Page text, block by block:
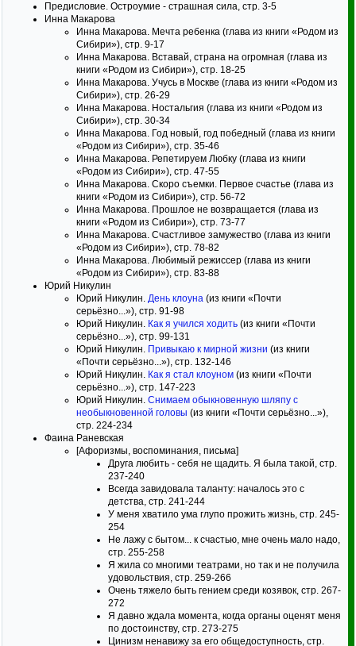
Предисловие. Остроумие - страшная сила, стр. 3-5
Инна Макарова
Инна Макарова. Мечта ребенка (глава из книги «Родом из
Сибири»), стр. 9-17
Инна Макарова. Вставай, страна на огромная (глава из
книги «Родом из Сибири»), стр. 18-25
Инна Макарова. Учусь в Москве (глава из книги «Родом из
Сибири»), стр. 26-29
Инна Макарова. Ностальгия (глава из книги «Родом из
Сибири»), стр. 30-34
Инна Макарова. Год новый, год победный (глава из книги
«Родом из Сибири»), стр. 35-46
Инна Макарова. Репетируем Любку (глава из книги
«Родом из Сибири»), стр. 47-55
Инна Макарова. Скоро съемки. Первое счастье (глава из
книги «Родом из Сибири»), стр. 56-72
Инна Макарова. Прошлое не возвращается (глава из
книги «Родом из Сибири»), стр. 73-77
Инна Макарова. Счастливое замужество (глава из книги
«Родом из Сибири»), стр. 78-82
Инна Макарова. Любимый режиссер (глава из книги
«Родом из Сибири»), стр. 83-88
Юрий Никулин
Юрий Никулин. День клоуна (из книги «Почти
серьёзно...»), стр. 91-98
Юрий Никулин. Как я учился ходить (из книги «Почти
серьёзно...»), стр. 99-131
Юрий Никулин. Привыкаю к мирной жизни (из книги
«Почти серьёзно...»), стр. 132-146
Юрий Никулин. Как я стал клоуном (из книги «Почти
серьёзно...»), стр. 147-223
Юрий Никулин. Снимаем обыкновенную шляпу с
необыкновенной головы (из книги «Почти серьёзно...»),
стр. 224-234
Фаина Раневская
[Афоризмы, воспоминания, письма]
Друга любить - себя не щадить. Я была такой, стр.
237-240
Всегда завидовала таланту: началось это с
детства, стр. 241-244
У меня хватило ума глупо прожить жизнь, стр. 245-
254
Не лажу с бытом... к счастью, мне очень мало надо,
стр. 255-258
Я жила со многими театрами, но так и не получила
удовольствия, стр. 259-266
Очень тяжело быть гением среди козявок, стр. 267-
272
Я давно ждала момента, когда органы оценят меня
по достоинству, стр. 273-275
Цинизм ненавижу за его общедоступность, стр.